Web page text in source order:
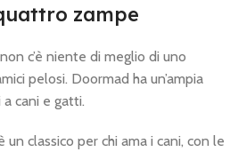
zampe
c’è niente di meglio di uno
pelosi. Doormad ha un’ampia
cani e gatti.
un classico per chi ama i cani, con le